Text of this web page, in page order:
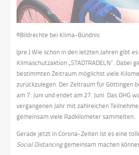
©Bildrechte bei Klima-Bündnis
(pre.) Wie schon in den letzten Jahren gibt
Klimaschutzaktion „STADTRADELN“. Dabei
bestimmten Zeitraum möglichst viele
zurückzulegen. Der Zeitraum für Göttingen
am 7. Juni und endet am 27. Juni. Das OHG
vergangenen Jahr mit zahlreichen
gemeinsam viele Radkilometer sammelten.
Gerade jetzt in Corona-Zeiten ist es eine
Social Distancinggemeinsam machen